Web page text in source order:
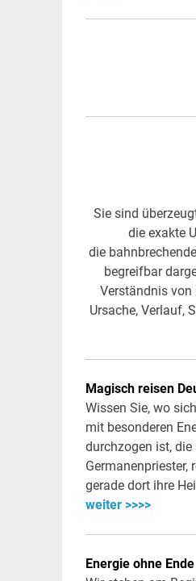
Sie sind
die exakte
die
begreifbar
Verständnis von
Ursache, Verlauf,
Magisch reisen
Wissen Sie, wo
mit besonderen
durchzogen ist,
gerade dort ihre
weiter >>>>
Energie ohne Ende